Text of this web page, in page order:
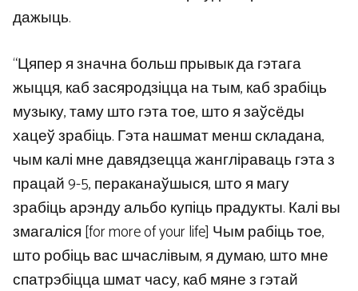
дажыць.
“Цяпер я значна больш прывык да гэтага
жыцця, каб засяродзіцца на тым, каб зрабіць
музыку, таму што гэта тое, што я заўсёды
хацеў зрабіць. Гэта нашмат менш складана,
чым калі мне давядзецца жангліраваць гэта з
працай 9-5, пераканаўшыся, што я магу
зрабіць арэнду альбо купіць прадукты. Калі вы
змагаліся [for more of your life] Чым рабіць тое,
што робіць вас шчаслівым, я думаю, што мне
спатрэбіцца шмат часу, каб мяне з гэтай